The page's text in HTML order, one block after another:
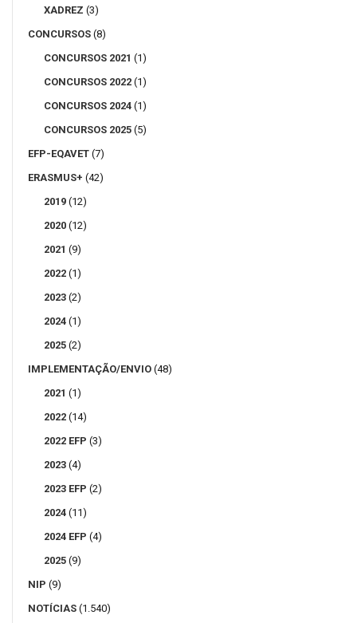
XADREZ (3)
CONCURSOS (8)
CONCURSOS 2021 (1)
CONCURSOS 2022 (1)
CONCURSOS 2024 (1)
CONCURSOS 2025 (5)
EFP-EQAVET (7)
ERASMUS+ (42)
2019 (12)
2020 (12)
2021 (9)
2022 (1)
2023 (2)
2024 (1)
2025 (2)
IMPLEMENTAÇÃO/ENVIO (48)
2021 (1)
2022 (14)
2022 EFP (3)
2023 (4)
2023 EFP (2)
2024 (11)
2024 EFP (4)
2025 (9)
NIP (9)
NOTÍCIAS (1.540)